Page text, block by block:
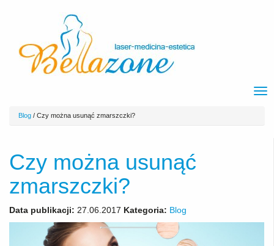
Blog / Czy można usunąć zmarszczki?
Czy można usunąć
zmarszczki?
Data publikacji: 27.06.2017 Kategoria: Blog